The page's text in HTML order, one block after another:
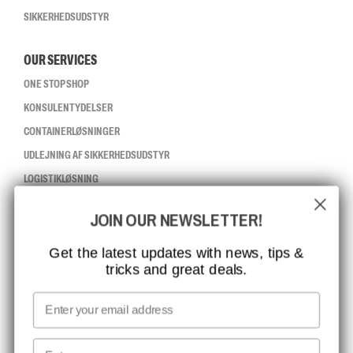
SIKKERHEDSUDSTYR
OUR SERVICES
ONE STOP SHOP
KONSULENTYDELSER
CONTAINERLØSNINGER
UDLEJNING AF SIKKERHEDSUDSTYR
LOGISTIKLØSNING
ISO-CERTIFICERING
GLOBAL RÆKKEVIDDE
MISSION, VISION OG VÆRDIER
KONTAKT
JOIN OUR NEWSLETTER!
Get the latest updates with news, tips &
tricks and great deals.
Email
First name